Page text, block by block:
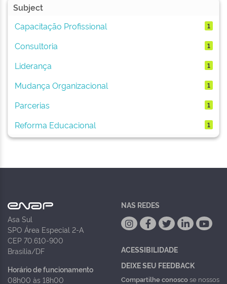
Subject
Capacitação Profissional
1
Consultoria 1
Liderança 1
Mudança Organizacional 1
Parcerias 1
Reforma Educacional 1
Asa Sul
SPO Área Especial 2-A
CEP 70.610-900
Brasília/DF
Horário de funcionamento
08h00 às 18h00
NAS REDES
ACESSIBILIDADE
DEIXE SEU FEEDBACK
Compartilhe conoscose nossos